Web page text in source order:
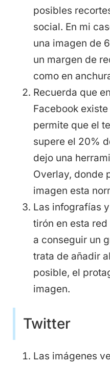
posibles
social. En mi
una imagen de
un margen de
como en
Recuerda que
Facebook
permite que el
supere el 20%
dejo una
Overlay, donde
imagen esta
Las infografías
tirón en esta
a conseguir un
trata de añadir
posible, el
imagen.
Twitter
Las imágenes